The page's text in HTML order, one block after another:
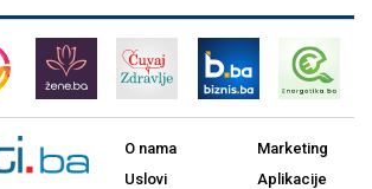
O nama
Uslovi
Marketing
Aplikacije